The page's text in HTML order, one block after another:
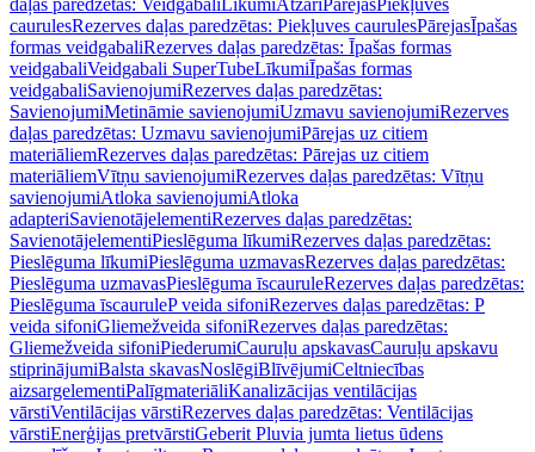
daļas paredzētas: Veidgabali LīkumiAtzari PārejasPiekļuves
caurulesRezerves daļas paredzētas: Piekļuves caurulesPārejasĪpašas
formas veidgabaliRezerves daļas paredzētas: Īpašas formas
veidgabaliVeidgabali SuperTubeLīkumiĪpašas formas
veidgabaliSavienojumiRezerves daļas paredzētas:
SavienojumiMetināmie savienojumiUzmavu savienojumiRezerves
daļas paredzētas: Uzmavu savienojumiPārejas uz citiem
materiāliemRezerves daļas paredzētas: Pārejas uz citiem
materiāliemVītņu savienojumiRezerves daļas paredzētas: Vītņu
savienojumiAtloka savienojumiAtloka
adapteriSavienotājelementiRezerves daļas paredzētas:
SavienotājelementiPieslēguma līkumiRezerves daļas paredzētas:
Pieslēguma līkumiPieslēguma uzmavasRezerves daļas paredzētas:
Pieslēguma uzmavasPieslēguma īscauruleRezerves daļas paredzētas:
Pieslēguma īscauruleP veida sifoniRezerves daļas paredzētas: P
veida sifoniGliemežveida sifoniRezerves daļas paredzētas:
Gliemežveida sifoniPiederumiCauruļu apskavasCauruļu apskavu
stiprinājumiBalsta skavasNoslēgiBlīvējumiCeltniecības
aizsargelementiPalīgmateriāliKanalizācijas ventilācijas
vārstiVentilācijas vārstiRezerves daļas paredzētas: Ventilācijas
vārstiEnerģijas pretvārstiGeberit Pluvia jumta lietus ūdens